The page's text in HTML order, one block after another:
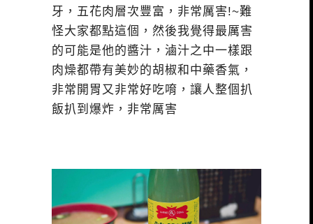
牙，五花肉層次豐富，非常厲害!~難
怪大家都點這個，然後我覺得最厲害
的可能是他的醬汁，滷汁之中一樣跟
肉燥都帶有美妙的胡椒和中藥香氣，
非常開胃又非常好吃唷，讓人整個扒
飯扒到爆炸，非常厲害